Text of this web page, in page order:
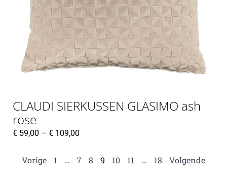
CLAUDI SIERKUSSEN GLASIMO ash
rose
€ 59,00 – € 109,00
Vorige 1 … 7 8 9 10 11 … 18 Volgende